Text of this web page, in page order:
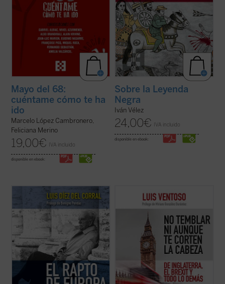
Mayo del 68:
cuéntame cómo te ha
ido
Marcelo López Cambronero,
Feliciana Merino
19,00€ IVA incluido
disponible en ebook:
Sobre la Leyenda
Negra
Iván Vélez
24,00€ IVA incluido
disponible en ebook:
El rapto de Europa constituye uno de los
más importantes proyectos de
interpretación histórica sobre Europa
elaborados en el siglo XX, además de un
lúcido diagnóstico profético de la
incertidumbre que se ha ido apoderando en
Luis Ventoso, columnista y director adjunto
y apasionado de lo inglés, ha
estudiado a los ingleses y a su país con una
profundo. El resultado de su exploración
durante años de residencia ... (ver ficha)